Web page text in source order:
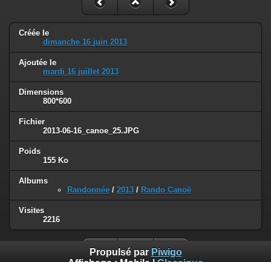
Créée le
dimanche 16 juin 2013
Ajoutée le
mardi 16 juillet 2013
Dimensions
800*600
Fichier
2013-06-16_canoe_25.JPG
Poids
155 Ko
Albums
Randonnée / 2013 / Rando Canoë
Visites
2216
Propulsé par Piwigo